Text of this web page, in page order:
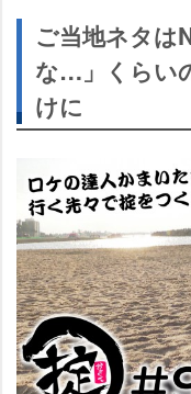
ご当地ネタは
な…」くらい
けに